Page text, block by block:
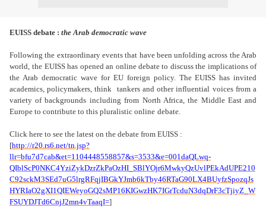
EUISS debate : the Arab democratic wave
Following the extraordinary events that have been unfolding across the Arab
world, the EUISS has opened an online debate to discuss the implications of
the Arab democratic wave for EU foreign policy. The EUISS has invited
academics, policymakers, think tankers and other influential voices from a
variety of backgrounds including from North Africa, the Middle East and
Europe to contribute to this pluralistic online debate.
Click here to see the latest on the debate from EUISS :
[http://r20.rs6.net/tn.jsp?
llr=bfu7d7cab&et=1104448558857&s=3533&e=001daQLwq-
QIblScP0NKC4YziZykDzrZkPaOzHI_SBlYOjr6MwkyQzUvlPEkAdUPE210
C92sckM3SEd7uG5lrgRFqjIBGkYJmb6kTby46RTaG90LX4BUyfzSpozqJs
HYRIaO2gXI1QIEWeyoGQ2sMP16KIGwzHK7IGrTcduN3dqDrF3cTjiyZ_W
FSUYDJTd6CnjJ2mn4vTaaqI=]